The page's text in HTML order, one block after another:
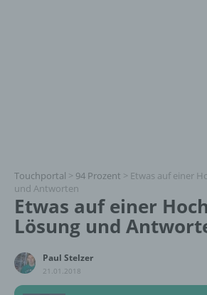
Touchportal > 94 Prozent > Etwas auf einer
und Antworten
Etwas auf einer
Lösung und
Paul Stelzer
21.01.2018